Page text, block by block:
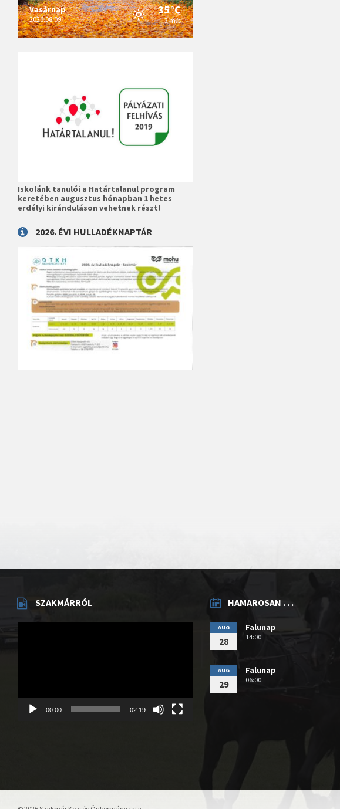
Vasárnap
2026.08.09.
35°C
3 m/s
Iskolánk tanulói a Határtalanul program
keretében augusztus hónapban 1 hetes
erdélyi kiránduláson vehetnek részt!
2026. ÉVI HULLADÉKNAPTÁR
SZAKMÁRRÓL
00:00 02:19
HAMAROSAN . . .
AUG
28
Falunap
14:00
AUG
29
Falunap
06:00